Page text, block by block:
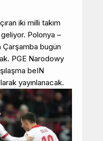
iki milli takım
geliyor. Polonya –
Çarşamba bugün
PGE Narodowy
beIN
yayınlanacak.